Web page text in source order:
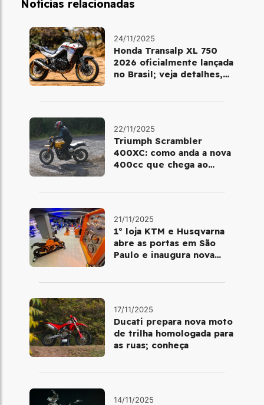
Notícias relacionadas
24/11/2025
Honda Transalp XL 750
2026 oficialmente lançada
no Brasil; veja detalhes,
22/11/2025
Triumph Scrambler
400XC: como anda a nova
400cc que chega ao
21/11/2025
1º loja KTM e Husqvarna
abre as portas em São
Paulo e inaugura nova
17/11/2025
Ducati prepara nova moto
de trilha homologada para
as ruas; conheça
14/11/2025